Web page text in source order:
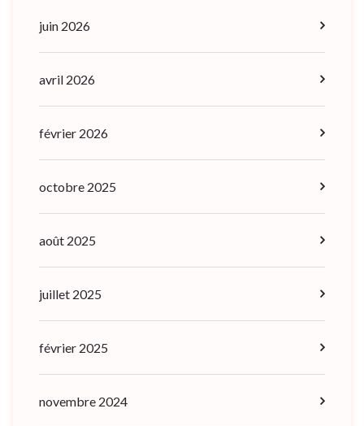
juin 2026
avril 2026
février 2026
octobre 2025
août 2025
juillet 2025
février 2025
novembre 2024